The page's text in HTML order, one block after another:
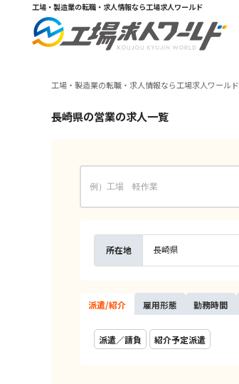
工場・製造業の転職・求人情報なら工場求人ワールド
工場・製造業の転職・求人情報なら工場求人ワールド
長崎県の営業の求人一覧
所在地 長崎県
派遣/紹介 雇用形態 勤務時間
派遣／請負 紹介予定派遣